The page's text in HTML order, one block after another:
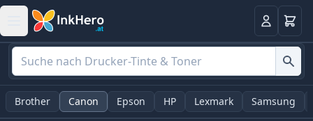
Anmelden
Brother Canon Epson HP Lexmark Samsung